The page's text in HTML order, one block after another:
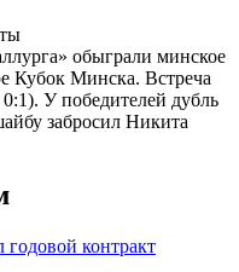
обыграли минское
Кубок Минска. Встреча
У победителей дубль
забросил Никита
годовой контракт